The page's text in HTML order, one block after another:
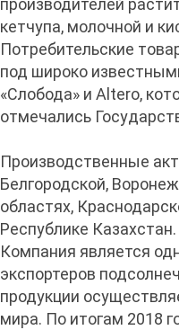
производителей
кетчупа, молочной и
Потребительские
под широко
«Слобода» и Altero,
отмечались
Производственные
Белгородской,
областях,
Республике Казахстан.
Компания является
экспортеров
продукции
мира. По итогам 2018